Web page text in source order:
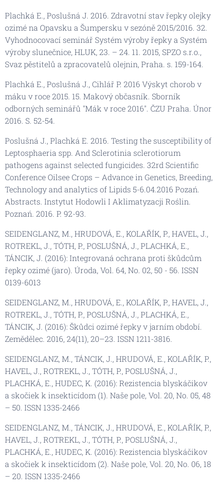
Plachká E., Poslušná J. 2016. Zdravotní stav řepky olejky
ozimé na Opavsku a Šumpersku v sezóně 2015/2016. 32.
Vyhodnocovací seminář Systém výroby řepky a Systém
výroby slunečnice, HLUK, 23. – 24. 11. 2015, SPZO s.r.o.,
Svaz pěstitelů a zpracovatelů olejnin, Praha. s. 159-164.
Plachká E., Poslušná J., Cihlář P. 2016 Výskyt chorob v
máku v roce 2015. 15. Makový občasník. Sborník
odborných seminářů "Mák v roce 2016". ČZU Praha. Únor
2016. S. 52-54.
Poslušná J., Plachká E. 2016. Testing the susceptibility of
Leptosphaeria spp. And Sclerotinia sclerotiorum
pathogens against selected fungicides. 32rd Scientific
Conference Oilsee Crops – Advance in Genetics, Breeding,
Technology and analytics of Lipids 5-6.04.2016 Pozań.
Abstracts. Instytut Hodowli I Aklimatyzacji Roślin.
Poznań. 2016. P. 92-93.
SEIDENGLANZ, M., HRUDOVÁ, E., KOLAŘÍK, P., HAVEL, J.,
ROTREKL, J., TÓTH, P., POSLUŠNÁ, J., PLACHKÁ, E.,
TÁNCIK, J. (2016): Integrovaná ochrana proti škůdcům
řepky ozimé (jaro). Úroda, Vol. 64, No. 02, 50 - 56. ISSN
0139-6013
SEIDENGLANZ, M., HRUDOVÁ, E., KOLAŘÍK, P., HAVEL, J.,
ROTREKL, J., TÓTH, P., POSLUŠNÁ, J., PLACHKÁ, E.,
TÁNCIK, J. (2016): Škůdci ozimé řepky v jarním období.
Zemědělec. 2016, 24(11), 20–23. ISSN 1211-3816.
SEIDENGLANZ, M., TÁNCIK, J., HRUDOVÁ, E., KOLAŘÍK, P.,
HAVEL, J., ROTREKL, J., TÓTH, P., POSLUŠNÁ, J.,
PLACHKÁ, E., HUDEC, K. (2016): Rezistencia blyskáčikov
a skočiek k insekticídom (1). Naše pole, Vol. 20, No. 05, 48
– 50. ISSN 1335-2466
SEIDENGLANZ, M., TÁNCIK, J., HRUDOVÁ, E., KOLAŘÍK, P.,
HAVEL, J., ROTREKL, J., TÓTH, P., POSLUŠNÁ, J.,
PLACHKÁ, E., HUDEC, K. (2016): Rezistencia blyskáčikov
a skočiek k insekticídom (2). Naše pole, Vol. 20, No. 06, 18
– 20. ISSN 1335-2466